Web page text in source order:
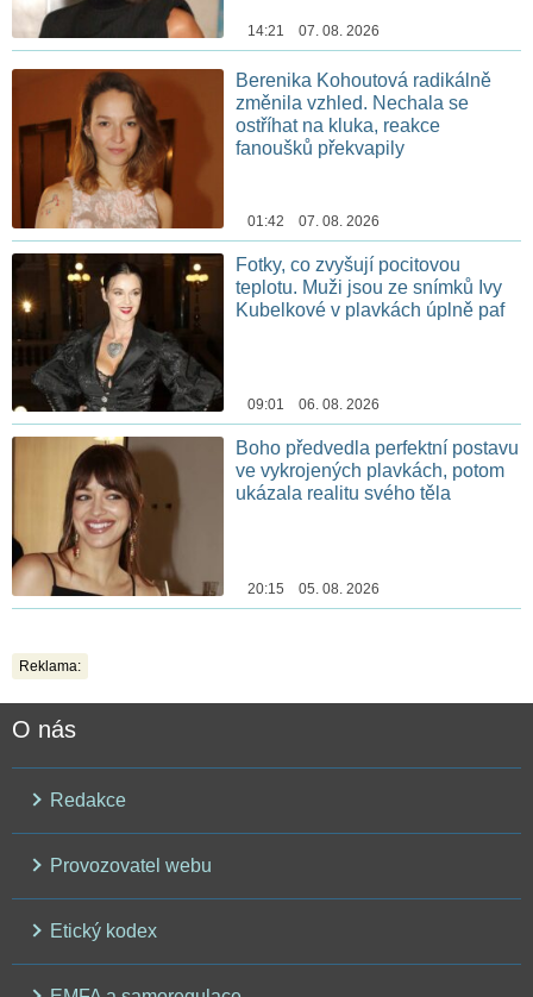
14:21 07. 08. 2026
Berenika Kohoutová radikálně
změnila vzhled. Nechala se
ostříhat na kluka, reakce
fanoušků překvapily
01:42 07. 08. 2026
Fotky, co zvyšují pocitovou
teplotu. Muži jsou ze snímků Ivy
Kubelkové v plavkách úplně paf
09:01 06. 08. 2026
Boho předvedla perfektní postavu
ve vykrojených plavkách, potom
ukázala realitu svého těla
20:15 05. 08. 2026
Reklama:
O nás
Redakce
Provozovatel webu
Etický kodex